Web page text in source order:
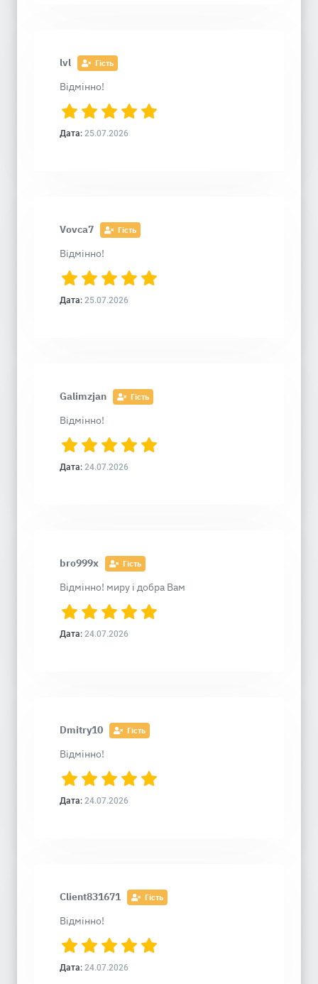
lvl Гість
Відмінно!
Дата: 25.07.2026
Vovca7 Гість
Відмінно!
Дата: 25.07.2026
Galimzjan Гість
Відмінно!
Дата: 24.07.2026
bro999x Гість
Відмінно! миру і добра Вам
Дата: 24.07.2026
Dmitry10 Гість
Відмінно!
Дата: 24.07.2026
Client831671 Гість
Відмінно!
Дата: 24.07.2026